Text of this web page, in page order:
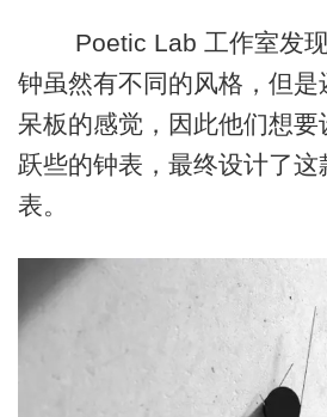
Poetic Lab 工作室发现
钟虽然有不同的风格，但是
呆板的感觉，因此他们想
跃些的钟表，最终设计了
表。